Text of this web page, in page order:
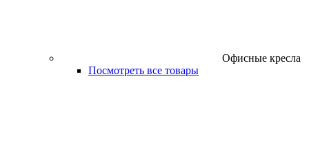
Офисные кресла
Посмотреть все товары